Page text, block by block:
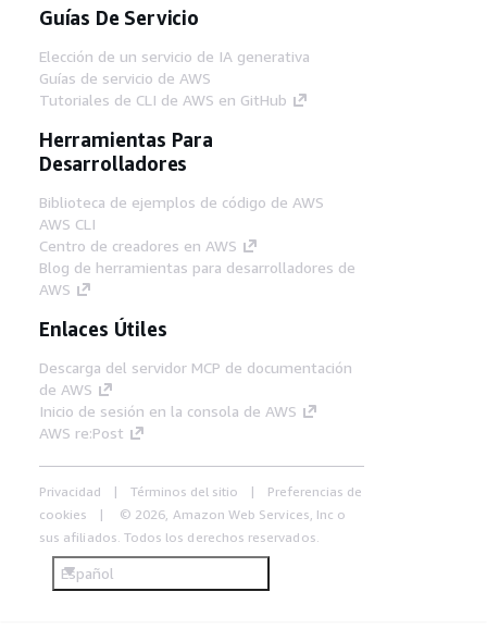
Guías De Servicio
Elección de un servicio de IA generativa
Guías de servicio de AWS
Tutoriales de CLI de AWS en GitHub
Herramientas Para
Desarrolladores
Biblioteca de ejemplos de código de AWS
AWS CLI
Centro de creadores en AWS
Blog de herramientas para desarrolladores de
AWS
Enlaces Útiles
Descarga del servidor MCP de documentación
de AWS
Inicio de sesión en la consola de AWS
AWS re:Post
Privacidad Términos del sitio
Preferencias de
cookies
© 2026, Amazon Web Services, Inc o
sus afiliados. Todos los derechos reservados.
Español